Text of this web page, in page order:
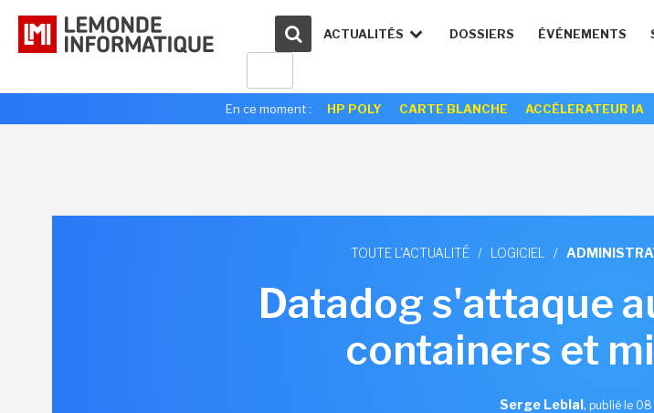
ACTUALITÉS DOSSIERS ÉVÉNEMENTS
En ce moment : HP POLY CARTE BLANCHE ACCÉLERATEUR IA
TOUTE L'ACTUALITÉ / LOGICIEL /
Datadog s'attaque
containers et
Serge Leblal, publié le